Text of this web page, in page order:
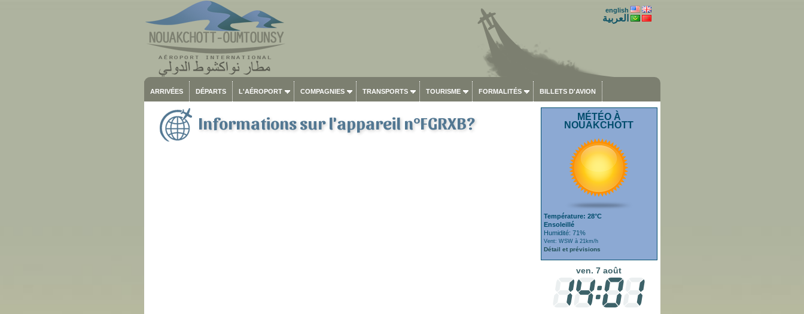
english
العربية
ARRIVÉES DÉPARTS L'AÉROPORT COMPAGNIES TRANSPORTS TOURISME FORMALITÉS BILLETS D'AVION
Informations sur l'appareil n°FGRXB?
MÉTÉO À
NOUAKCHOTT
Température: 28°C
Ensoleillé
Humidité: 71%
Vent: WSW à 21km/h
Détail et prévisions
ven. 7 août